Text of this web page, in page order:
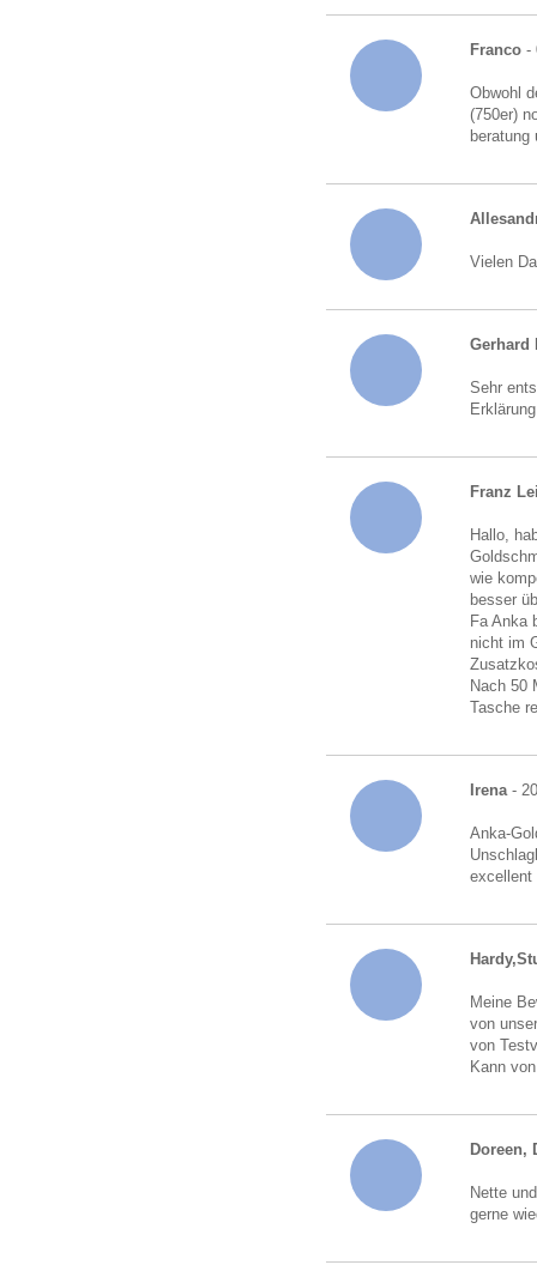
Franco -
Obwohl
(750er)
Vielen
Gerhard
Sehr
Franz
Hallo,
wie
besser
Fa Anka
nicht im
Nach 50
Tasche
Irena-
Anka-
excellent
Meine
von
von
Kann
Doreen,
Nette
gerne